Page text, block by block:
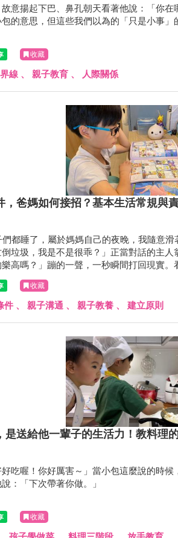
起下巴、鼻孔朝天看著他說：「你在哪裡？我看不到
的意思，但這些我們以為的「只是小事
收藏
界線 、 親子教育 、 人際關係
，爸媽如何接招？基本生活常規與
都睡了，屬於媽媽自己的夜晚，我隨意
垃圾，我是不是很乖？」正當對話的主
高嗎？」蹦的一聲，一秒瞬間打回現實
教養關卡了呢！
收藏
件 、 親子溝通 、 親子教養 、 建立原則
是送給他一輩子的生活力！教料理
好吃喔！你好厲害～」當小包這麼說的時
：「下次帶著你做。」
收藏